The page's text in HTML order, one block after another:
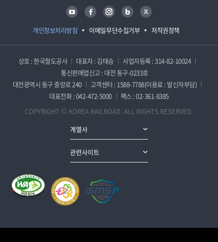
개인정보처리방침 이메일무단수집거부 저작권정책
유튜브 페이스북 인스타그램 블로그 트위터
상호 : 한국철도공사 대표자 : 김태승
사업자등록 : 314-82-10024
통신판매업신고 : 대전 동구-0233호
대전광역시 동구 중앙로 240
고객센터 : 1588-7788(이용료 : 발신자부담)
대표전화 : 042-472-5000
팩스 : 02-361-8385
COPYRIGHT ⓒ KOREA RAILROAD. ALL RIGHTS RESERVED.
계열사
관련사이트